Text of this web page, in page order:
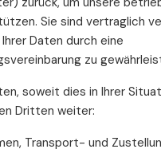
Sie sind vertraglich
Daten durch eine
zu
soweit dies in Ihrer
Dritten weiter:
Transport- und